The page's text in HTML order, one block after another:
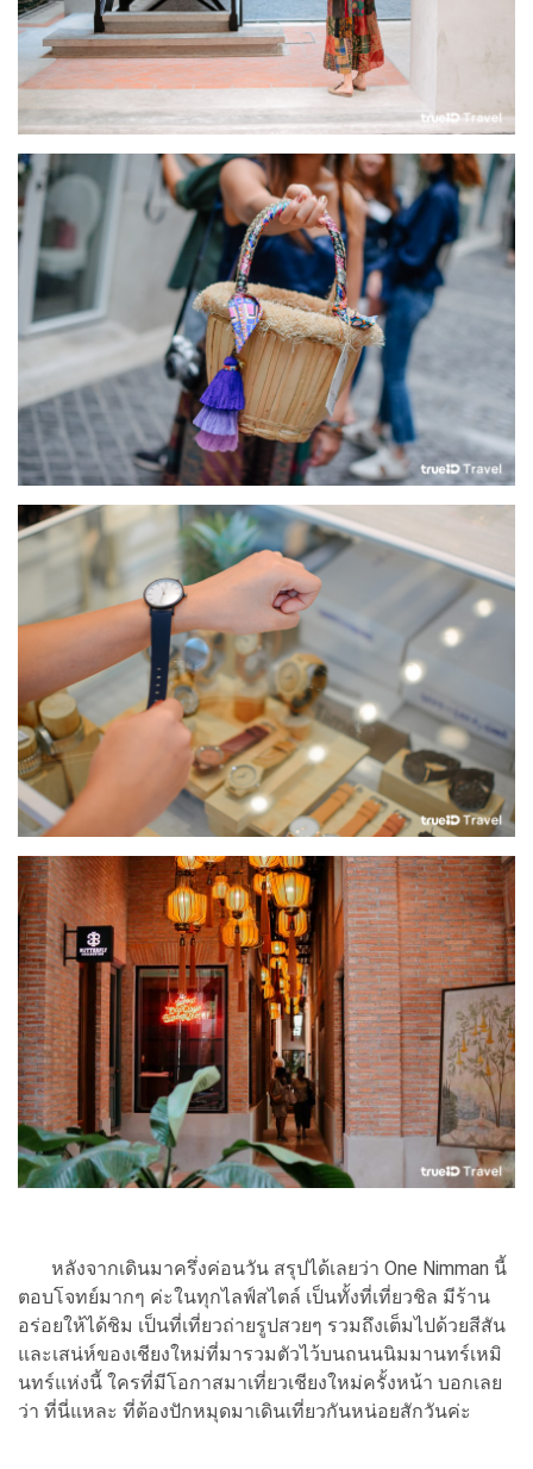
หลังจากเดินมาครึ่งค่อนวัน สรุปได้เลยว่า One Nimman นี้
ตอบโจทย์มากๆ ค่ะในทุกไลฟ์สไตล์ เป็นทั้งที่เที่ยวชิล มีร้าน
อร่อยให้ได้ชิม เป็นที่เที่ยวถ่ายรูปสวยๆ รวมถึงเต็มไปด้วยสีสัน
และเสน่ห์ของเชียงใหม่ที่มารวมตัวไว้บนถนนนิมมานทร์เหมิ
นทร์แห่งนี้ ใครที่มีโอกาสมาเที่ยวเชียงใหม่ครั้งหน้า บอกเลย
ว่า ที่นี่แหละ ที่ต้องปักหมุดมาเดินเที่ยวกันหน่อยสักวันค่ะ